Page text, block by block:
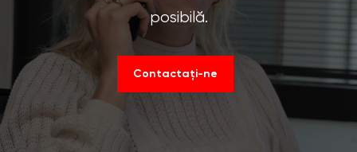
posibilă.
Contactați-ne